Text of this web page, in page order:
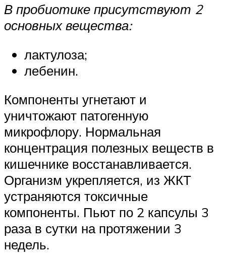
В пробиотике присутствуют 2
основных вещества:
лактулоза;
лебенин.
Компоненты угнетают и
уничтожают патогенную
микрофлору. Нормальная
концентрация полезных веществ в
кишечнике восстанавливается.
Организм укрепляется, из ЖКТ
устраняются токсичные
компоненты. Пьют по 2 капсулы 3
раза в сутки на протяжении 3
недель.